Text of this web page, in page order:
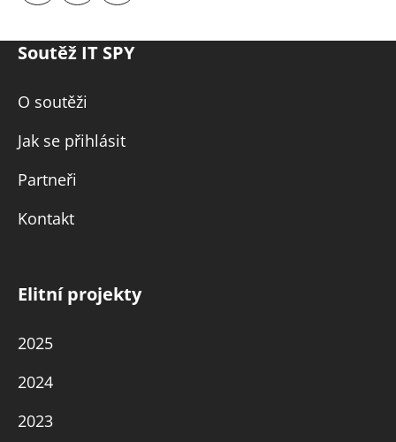
Soutěž IT SPY
O soutěži
Jak se přihlásit
Partneři
Kontakt
Elitní projekty
2025
2024
2023